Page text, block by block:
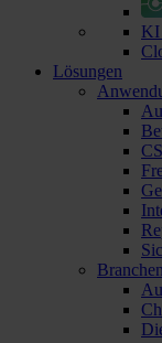
KI
Lösungen
Branchen